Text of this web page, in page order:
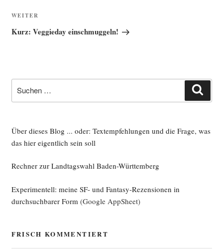
Nächster
Beitrag
WEITER
Kurz: Veggieday einschmuggeln!
nach:
Über dieses Blog ... oder: Textempfehlungen und die Frage, was
das hier eigentlich sein soll
Rechner zur Landtagswahl Baden-Württemberg
Experimentell: meine SF- und Fantasy-Rezensionen in
durchsuchbarer Form (Google AppSheet)
FRISCH KOMMENTIERT